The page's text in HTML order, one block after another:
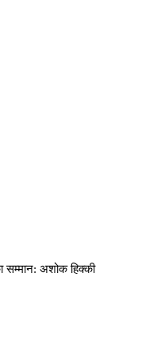
सम्मान: अशोक हिक्की